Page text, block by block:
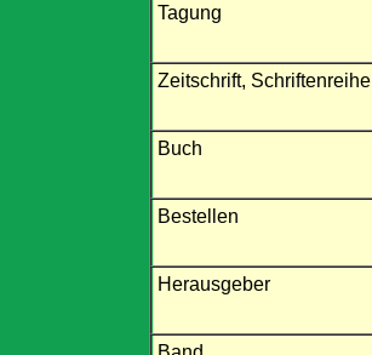
Tagung
Zeitschrift, Schriftenreihe
Buch
Bestellen
Herausgeber